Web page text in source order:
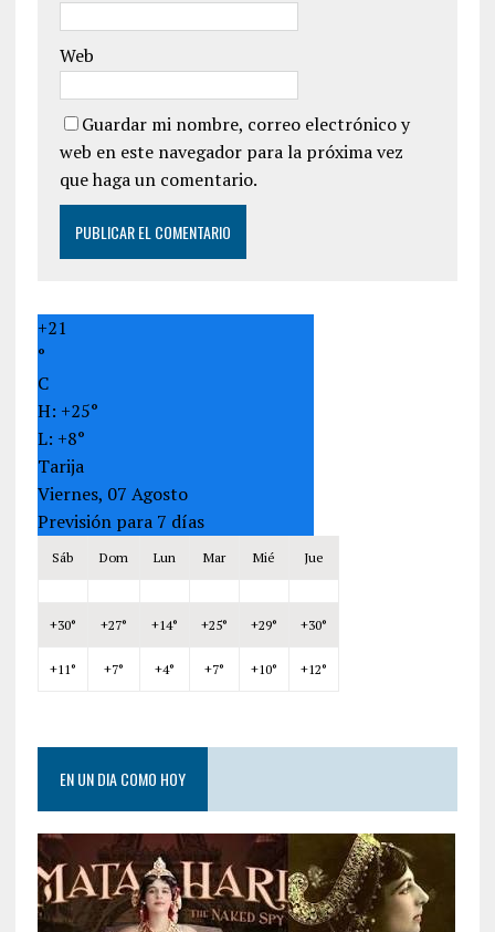
Web
Guardar mi nombre, correo electrónico y
web en este navegador para la próxima vez
que haga un comentario.
+21
°
C
H: +25°
L: +8°
Tarija
Viernes, 07 Agosto
Previsión para 7 días
Sáb Dom Lun Mar Mié Jue
+30° +27° +14° +25° +29° +30°
+11° +7° +4° +7° +10° +12°
EN UN DIA COMO HOY